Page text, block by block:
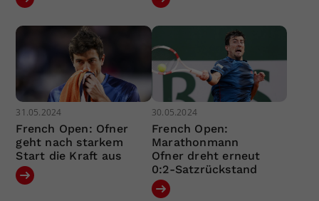
31.05.2024
French Open: Ofner
geht nach starkem
Start die Kraft aus
30.05.2024
French Open:
Marathonmann
Ofner dreht erneut
0:2-Satzrückstand